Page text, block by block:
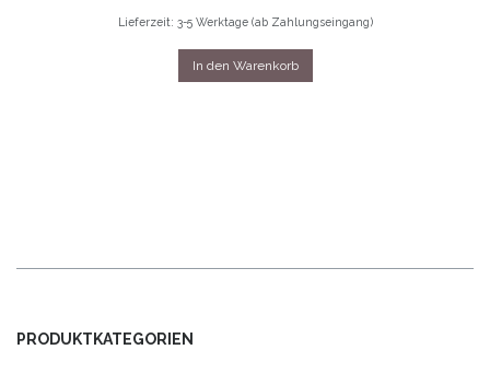
Lieferzeit: 3-5 Werktage (ab Zahlungseingang)
In den Warenkorb
PRODUKTKATEGORIEN